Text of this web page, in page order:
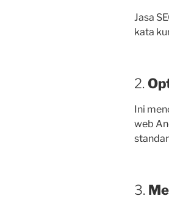
Jasa
kata
2.
Ini
web
3.